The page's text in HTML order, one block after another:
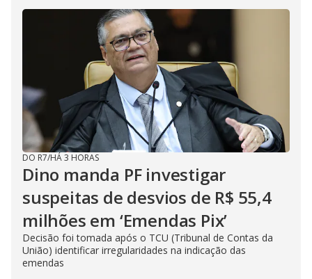
DO R7/HÁ 3 HORAS
Dino manda PF investigar
suspeitas de desvios de R$ 55,4
milhões em ‘Emendas Pix’
Decisão foi tomada após o TCU (Tribunal de Contas da
União) identificar irregularidades na indicação das
emendas